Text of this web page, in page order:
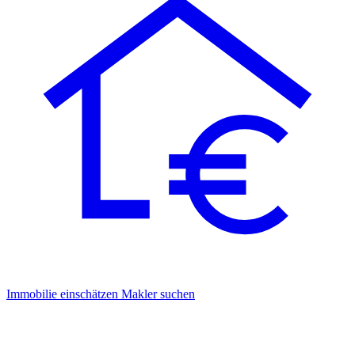
Immobilie einschätzen Makler suchen